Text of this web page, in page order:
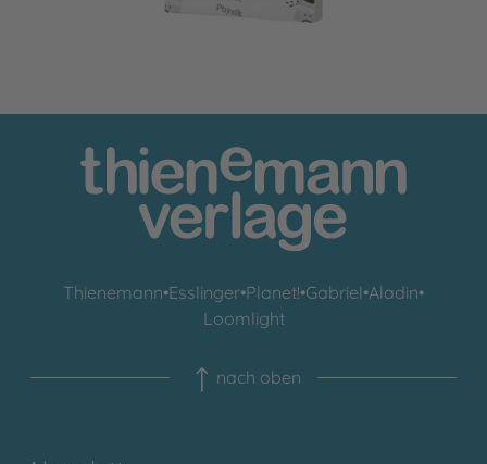
Thienemann•Esslinger•Planet!•Gabriel•Aladin•
Loomlight
nach oben